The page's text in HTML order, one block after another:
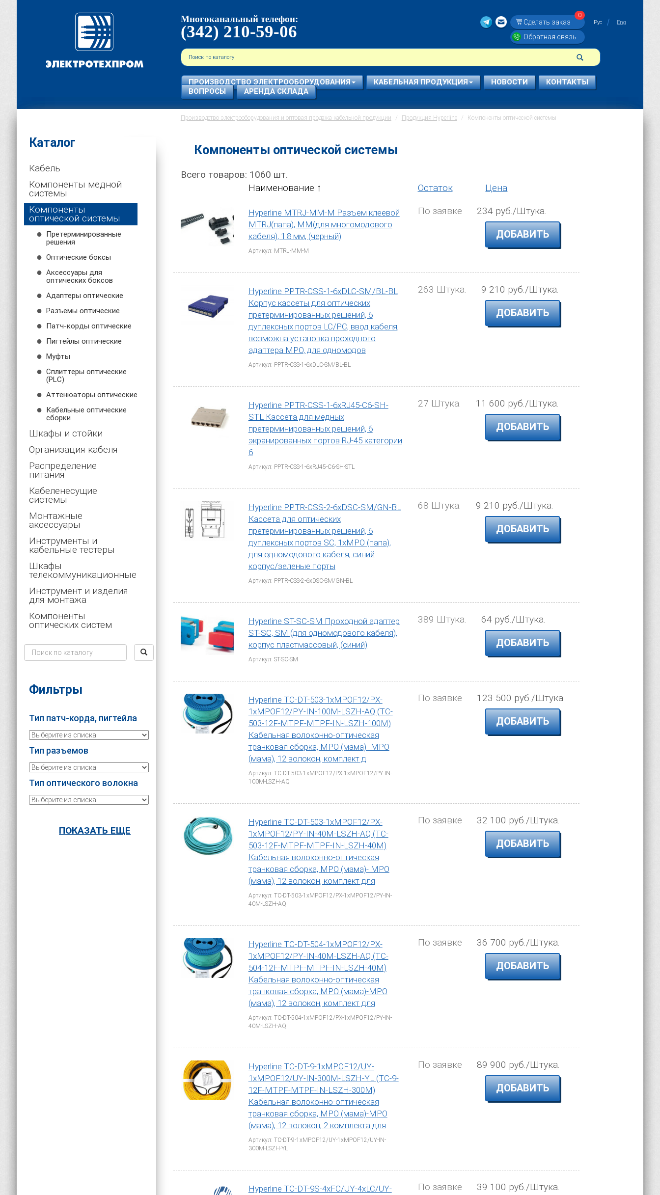
Многоканальный телефон:
(342) 210-59-06 Сделать заказ
0
Обратная связь
Рус Eng
ПРОИЗВОДСТВО ЭЛЕКТРООБОРУДОВАНИЯ КАБЕЛЬНАЯ ПРОДУКЦИЯ НОВОСТИ
КОНТАКТЫ
ВОПРОСЫ
АРЕНДА СКЛАДА
Каталог
Кабель
Компоненты медной
системы
Компоненты
оптической системы
Претерминированные
решения
Оптические боксы
Аксессуары для
оптических боксов
Адаптеры оптические
Разъемы оптические
Патч-корды оптические
Пигтейлы оптические
Муфты
Сплиттеры оптические
(PLC)
Аттенюаторы оптические
Кабельные оптические
сборки
Шкафы и стойки
Организация кабеля
Распределение
питания
Кабеленесущие
системы
Монтажные
аксессуары
Инструменты и
кабельные тестеры
Шкафы
телекоммуникационные
Инструмент и изделия
для монтажа
Компоненты
оптических систем
Фильтры
Тип патч-корда, пигтейла
Тип разъемов
Тип оптического волокна
ПОКАЗАТЬ ЕЩЕ
Производство электрооборудования и оптовая продажа кабельной продукции Продукция Hyperline Компоненты оптической системы
Компоненты оптической системы
Всего товаров: 1060 шт.
Наименование
Остаток Цена
Hyperline MTRJ-MM-M Разъем клеевой
MTRJ(папа), MM(для многомодового
кабеля), 1.8 мм, (черный)
Артикул: MTRJ-MM-M
По заявке 234 руб./Штука.
ДОБАВИТЬ
Hyperline PPTR-CSS-1-6xDLC-SM/BL-BL
Корпус кассеты для оптических
претерминированных решений, 6
дуплексных портов LC/PC, ввод кабеля,
возможна установка проходного
адаптера MPO, для одномодов
Артикул: PPTR-CSS-1-6xDLC-SM/BL-BL
263 Штука. 9 210 руб./Штука.
ДОБАВИТЬ
Hyperline PPTR-CSS-1-6xRJ45-C6-SH-
STL Кассета для медных
претерминированных решений, 6
экранированных портов RJ-45 категории
6
Артикул: PPTR-CSS-1-6xRJ45-C6-SH-STL
27 Штука. 11 600 руб./Штука.
ДОБАВИТЬ
Hyperline PPTR-CSS-2-6xDSC-SM/GN-BL
Кассета для оптических
претерминированных решений, 6
дуплексных портов SC, 1хMPO (папа),
для одномодового кабеля, синий
корпус/зеленые порты
Артикул: PPTR-CSS-2-6xDSC-SM/GN-BL
68 Штука. 9 210 руб./Штука.
ДОБАВИТЬ
Hyperline ST-SC-SM Проходной адаптер
ST-SC, SM (для одномодового кабеля),
корпус пластмассовый, (синий)
Артикул: ST-SC-SM
389 Штука. 64 руб./Штука.
ДОБАВИТЬ
Hyperline TC-DT-503-1xMPOF12/PX-
1xMPOF12/PY-IN-100M-LSZH-AQ (TC-
503-12F-MTPF-MTPF-IN-LSZH-100M)
Кабельная волоконно-оптическая
транковая сборка, MPO (мама)- MPO
(мама), 12 волокон, комплект д
Артикул: TC-DT-503-1xMPOF12/PX-1xMPOF12/PY-IN-
100M-LSZH-AQ
По заявке 123 500 руб./Штука.
ДОБАВИТЬ
Hyperline TC-DT-503-1xMPOF12/PX-
1xMPOF12/PY-IN-40M-LSZH-AQ (TC-
503-12F-MTPF-MTPF-IN-LSZH-40M)
Кабельная волоконно-оптическая
транковая сборка, MPO (мама)- MPO
(мама), 12 волокон, комплект для
Артикул: TC-DT-503-1xMPOF12/PX-1xMPOF12/PY-IN-
40M-LSZH-AQ
По заявке 32 100 руб./Штука.
ДОБАВИТЬ
Hyperline TC-DT-504-1xMPOF12/PX-
1xMPOF12/PY-IN-40M-LSZH-AQ (TC-
504-12F-MTPF-MTPF-IN-LSZH-40M)
Кабельная волоконно-оптическая
транковая сборка, MPO (мама)-MPO
(мама), 12 волокон, комплект для
Артикул: TC-DT-504-1xMPOF12/PX-1xMPOF12/PY-IN-
40M-LSZH-AQ
По заявке 36 700 руб./Штука.
ДОБАВИТЬ
Hyperline TC-DT-9-1xMPOF12/UY-
1xMPOF12/UY-IN-300M-LSZH-YL (TC-9-
12F-MTPF-MTPF-IN-LSZH-300M)
Кабельная волоконно-оптическая
транковая сборка, MPO (мама)-MPO
(мама), 12 волокон, 2 комплекта для
Артикул: TC-DT-9-1xMPOF12/UY-1xMPOF12/UY-IN-
300M-LSZH-YL
По заявке 89 900 руб./Штука.
ДОБАВИТЬ
Hyperline TC-DT-9S-4xFC/UY-4xLC/UY-
По заявке 39 100 руб./Штука.